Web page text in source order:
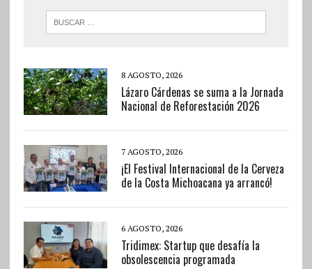
8 AGOSTO, 2026
Lázaro Cárdenas se suma a la Jornada
Nacional de Reforestación 2026
7 AGOSTO, 2026
¡El Festival Internacional de la Cerveza
de la Costa Michoacana ya arrancó!
6 AGOSTO, 2026
Tridimex: Startup que desafía la
obsolescencia programada